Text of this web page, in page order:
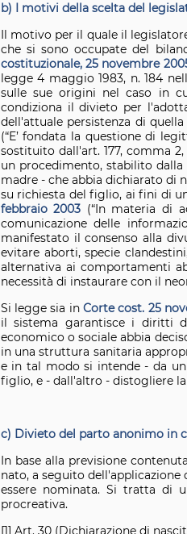
b) I motivi della scelta del
Il motivo per il quale il
che si sono occupate del
costituzionale, 25 novembre
legge 4 maggio 1983, n. 184
sulle sue origini nel caso in
condiziona il divieto per
dell'attuale persistenza di
(“E’ fondata la questione di
sostituito dall'art. 177, comma
un procedimento, stabilito
madre - che abbia dichiarato di
su richiesta del figlio, ai fini di
febbraio 2003 (“In materia di
comunicazione delle
manifestato il consenso alla
evitare aborti, specie
alternativa ai comportamenti
necessità di instaurare con il
Si legge sia in Corte cost. 25
il sistema garantisce i diritti
economico o sociale abbia
in una struttura sanitaria
e in tal modo si intende - da
figlio, e - dall'altro - distogliere
c) Divieto del parto anonimo in
In base alla previsione
nato, a seguito
essere nominata. Si tratta di
procreativa.
[1] Art. 30 (Dichiarazione di